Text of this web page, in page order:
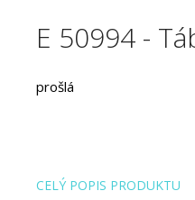
E 50994 -
prošlá
CELÝ POPIS PRODUKTU